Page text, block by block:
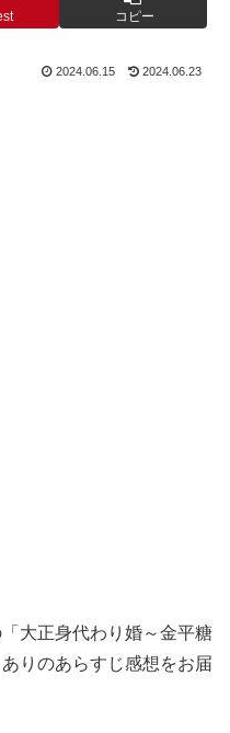
コピー
2024.06.15 2024.06.23
大正身代わり婚～金平糖
りのあらすじ感想をお届